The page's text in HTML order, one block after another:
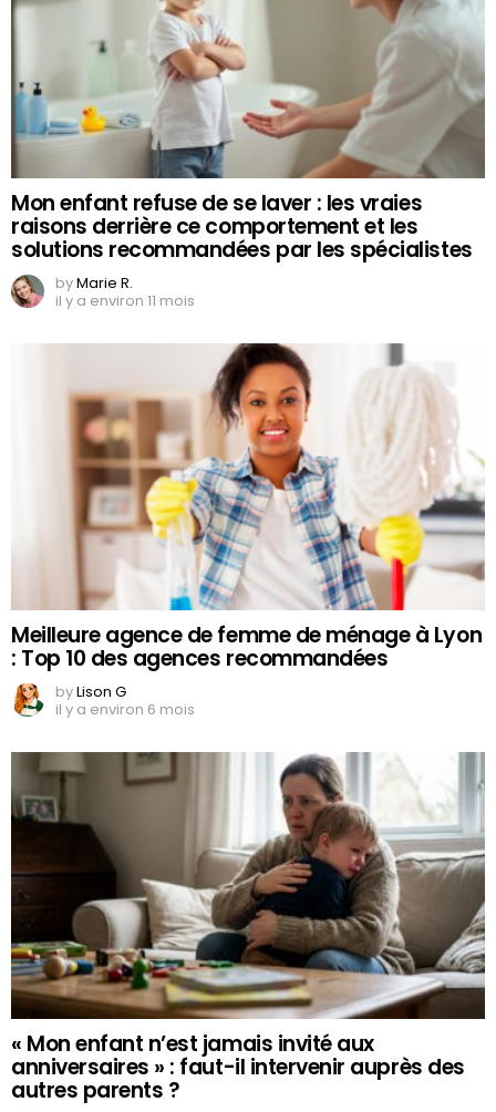
Mon enfant refuse de se laver : les vraies
raisons derrière ce comportement et les
solutions recommandées par les spécialistes
byMarie R.
il y a environ 11 mois
Meilleure agence de femme de ménage à Lyon
: Top 10 des agences recommandées
byLison G
il y a environ 6 mois
« Mon enfant n’est jamais invité aux
anniversaires » : faut-il intervenir auprès des
autres parents ?